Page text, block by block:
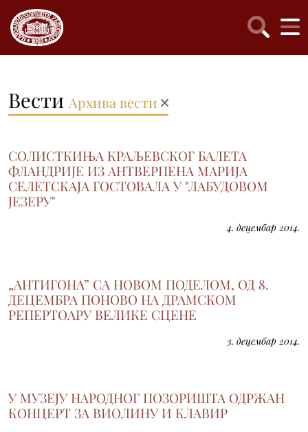
Вести Архива вести
СОЛИСТКИЊА КРАЉЕВСКОГ БАЛЕТА
ФЛАНДРИЈЕ ИЗ АНТВЕРПЕНА МАРИЈА
СЕЛЕТСКАЈА ГОСТOВАЛА У "ЛАБУДОВОМ
ЈЕЗЕРУ"
4. децембар 2014.
„АНТИГОНА” СА НОВОМ ПОДЕЛОМ, ОД 8.
ДЕЦЕМБРА ПОНОВО НА ДРАМСКОМ
РЕПЕРТОАРУ ВЕЛИКЕ СЦЕНЕ
3. децембар 2014.
У МУЗЕЈУ НАРОДНОГ ПОЗОРИШТА ОДРЖАН
КОНЦЕРТ ЗА ВИОЛИНУ И КЛАВИР